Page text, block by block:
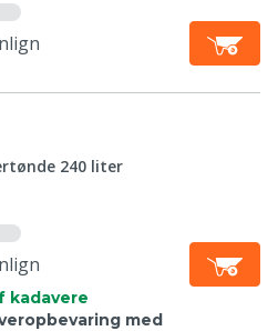
240 liter
kadavere
med